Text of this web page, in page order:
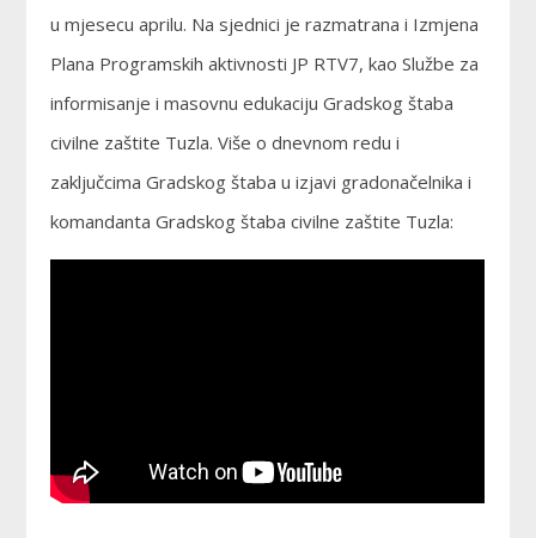
u mjesecu aprilu. Na sjednici je razmatrana i Izmjena
Plana Programskih aktivnosti JP RTV7, kao Službe za
informisanje i masovnu edukaciju Gradskog štaba
civilne zaštite Tuzla. Više o dnevnom redu i
zaključcima Gradskog štaba u izjavi gradonačelnika i
komandanta Gradskog štaba civilne zaštite Tuzla: